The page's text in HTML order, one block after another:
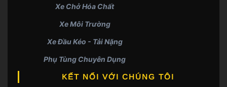
Xe Chở Hóa Chất
Xe Môi Trường
Xe Đầu Kéo - Tải Nặng
Phụ Tùng Chuyên Dụng
KẾT NỐI VỚI CHÚNG TÔI